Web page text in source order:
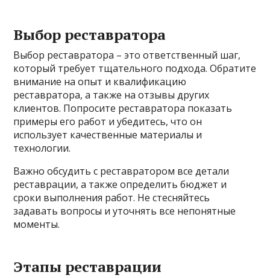
Выбор реставратора
Выбор реставратора – это ответственный шаг,
который требует тщательного подхода. Обратите
внимание на опыт и квалификацию
реставратора, а также на отзывы других
клиентов. Попросите реставратора показать
примеры его работ и убедитесь, что он
использует качественные материалы и
технологии.
Важно обсудить с реставратором все детали
реставрации, а также определить бюджет и
сроки выполнения работ. Не стесняйтесь
задавать вопросы и уточнять все непонятные
моменты.
Этапы реставрации